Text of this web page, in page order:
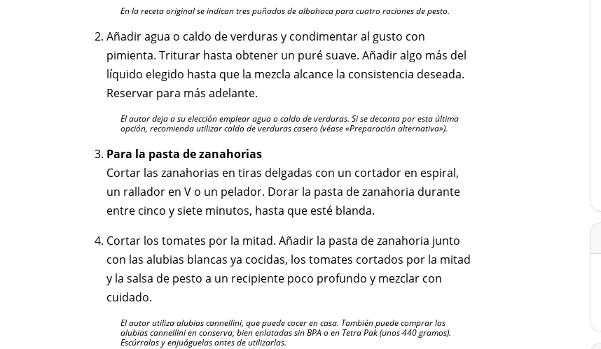
En la receta original se indican tres puñados de albahaca para cuatro raciones de pesto.
Añadir agua o caldo de verduras y condimentar al gusto con
pimienta. Triturar hasta obtener un puré suave. Añadir algo más del
líquido elegido hasta que la mezcla alcance la consistencia deseada.
Reservar para más adelante.
El autor deja a su elección emplear agua o caldo de verduras. Si se decanta por esta última
opción, recomienda utilizar caldo de verduras casero (véase «Preparación alternativa»).
Para la pasta de zanahorias
Cortar las zanahorias en tiras delgadas con un cortador en espiral,
un rallador en V o un pelador. Dorar la pasta de zanahoria durante
entre cinco y siete minutos, hasta que esté blanda.
Cortar los tomates por la mitad. Añadir la pasta de zanahoria junto
con las alubias blancas ya cocidas, los tomates cortados por la mitad
y la salsa de pesto a un recipiente poco profundo y mezclar con
cuidado.
El autor utiliza alubias cannellini, que puede cocer en casa. También puede comprar las
alubias cannellini en conserva, bien enlatadas sin BPA o en Tetra Pak (unos 440 gramos).
Escúrralas y enjuáguelas antes de utilizarlas.